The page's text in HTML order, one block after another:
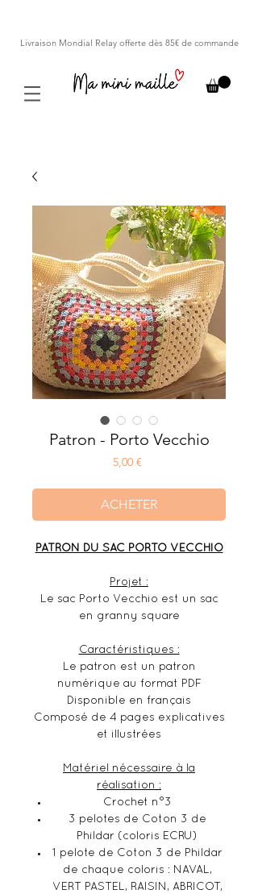
Livraison Mondial Relay offerte dès 85€ de commande
Patron - Porto Vecchio
5,00 €Prix
ACHETER
PATRON DU SAC PORTO VECCHIO
Projet :
Le sac Porto Vecchio est un sac
en granny square
Caractéristiques :
Le patron est un patron
numérique au format PDF
Disponible en français
Composé de 4 pages explicatives
et illustrées
Matériel nécessaire à la
réalisation :
Crochet n°3
3 pelotes de Coton 3 de
Phildar (coloris ECRU)
1 pelote de Coton 3 de Phildar
de chaque coloris : NAVAL,
VERT PASTEL, RAISIN, ABRICOT,